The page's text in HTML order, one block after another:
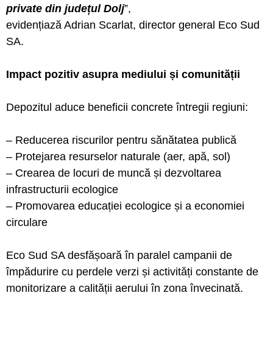
private din județul Dolj”,
evidențiază Adrian Scarlat, director general Eco Sud
SA.
Impact pozitiv asupra mediului și comunității
Depozitul aduce beneficii concrete întregii regiuni:
– Reducerea riscurilor pentru sănătatea publică
– Protejarea resurselor naturale (aer, apă, sol)
– Crearea de locuri de muncă și dezvoltarea
infrastructurii ecologice
– Promovarea educației ecologice și a economiei
circulare
Eco Sud SA desfășoară în paralel campanii de
împădurire cu perdele verzi și activități constante de
monitorizare a calității aerului în zona învecinată.